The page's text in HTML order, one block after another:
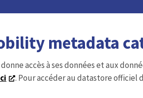
metadata
accès à ses données et aux
. Pour accéder au datastore officiel